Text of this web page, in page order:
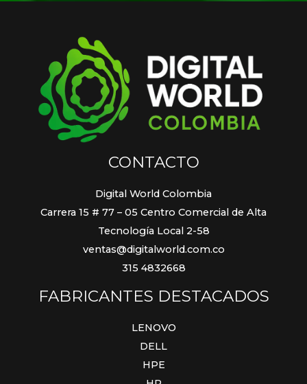
CONTACTO
Digital World Colombia
Carrera 15 # 77 – 05 Centro Comercial de Alta
Tecnología Local 2-58
ventas@digitalworld.com.co
315 4832668
FABRICANTES DESTACADOS
LENOVO
DELL
HPE